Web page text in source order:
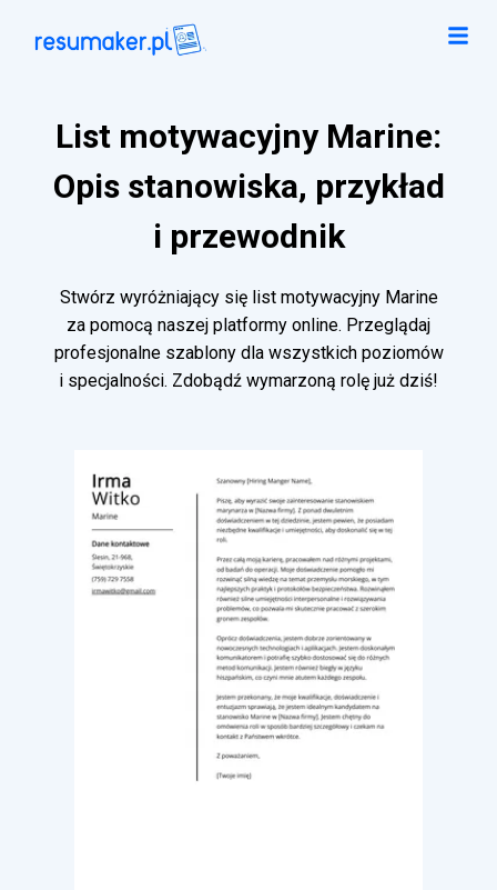
List motywacyjny Marine:
Opis stanowiska, przykład
i przewodnik
Stwórz wyróżniający się list motywacyjny Marine
za pomocą naszej platformy online. Przeglądaj
profesjonalne szablony dla wszystkich poziomów
i specjalności. Zdobądź wymarzoną rolę już dziś!